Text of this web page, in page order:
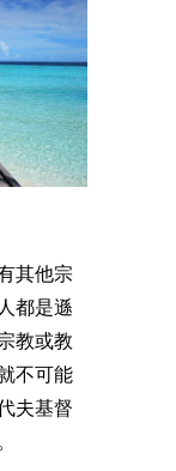
其他宗
都是遜
教或教
不可能
夫基督